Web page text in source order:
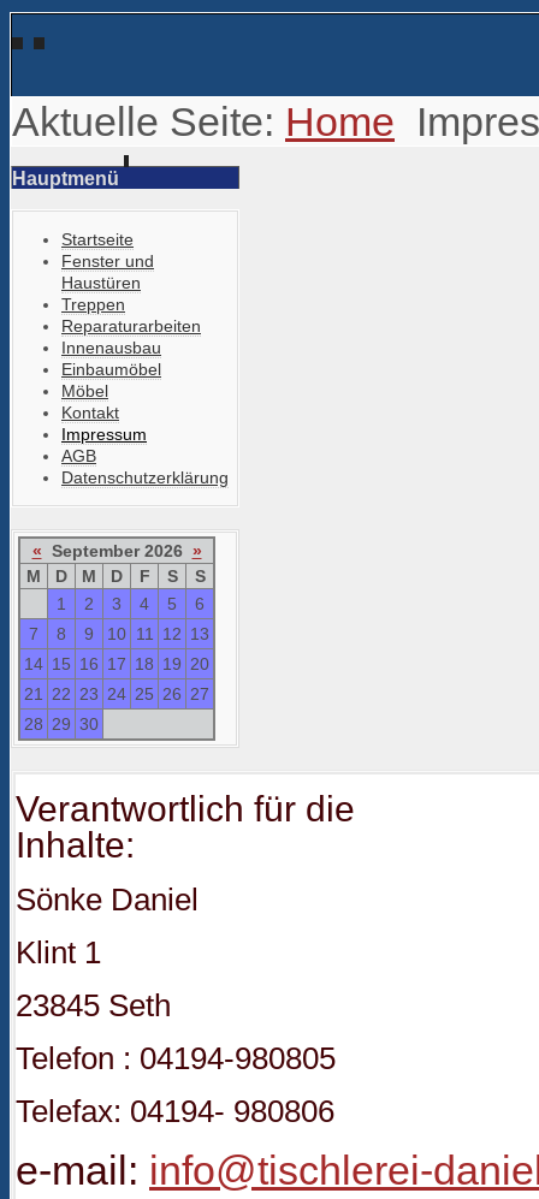
Aktuelle Seite: Home
Hauptmenü
Startseite
Fenster und
Haustüren
Treppen
Reparaturarbeiten
Innenausbau
Einbaumöbel
Möbel
Kontakt
Impressum
AGB
Datenschutzerklärung
« September 2026 »
M
D M D F S
S
1
2 3 4 5
6
7
8 9 10 11 12 13
14 15 16 17 18 19 20
21
22 23 24 25 26 27
28 29 30
Verantwortlich für die
Inhalte:
Sönke Daniel
Klint 1
23845 Seth
Telefon : 04194-980805
Telefax: 04194- 980806
e-mail: info@tischlerei-